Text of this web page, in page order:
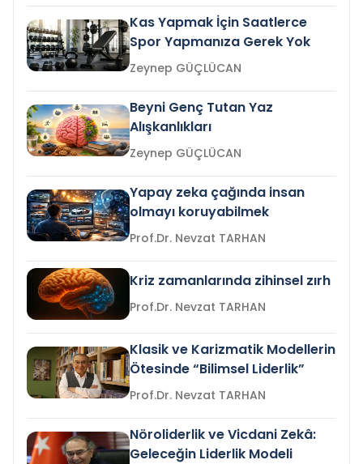
Kas Yapmak İçin Saatlerce
Spor Yapmanıza Gerek Yok
Zeynep GÜÇLÜCAN
Beyni Genç Tutan Yaz
Alışkanlıkları
Zeynep GÜÇLÜCAN
Yapay zeka çağında insan
olmayı koruyabilmek
Prof.Dr. Nevzat TARHAN
Kriz zamanlarında zihinsel zırh
Prof.Dr. Nevzat TARHAN
Klasik ve Karizmatik Modellerin
Ötesinde “Bilimsel Liderlik”
Prof.Dr. Nevzat TARHAN
Nöroliderlik ve Vicdani Zekâ:
Geleceğin Liderlik Modeli